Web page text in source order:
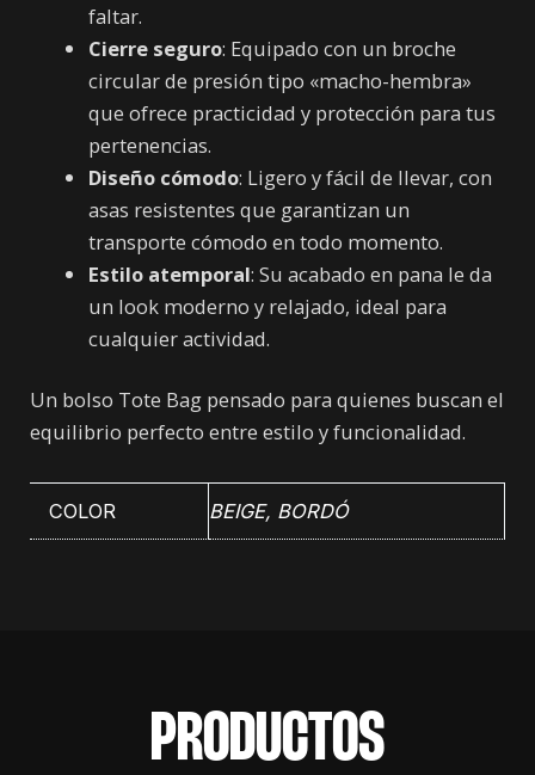
faltar.
Cierre seguro: Equipado con un broche
circular de presión tipo «macho-hembra»
que ofrece practicidad y protección para tus
pertenencias.
Diseño cómodo: Ligero y fácil de llevar, con
asas resistentes que garantizan un
transporte cómodo en todo momento.
Estilo atemporal: Su acabado en pana le da
un look moderno y relajado, ideal para
cualquier actividad.
Un bolso Tote Bag pensado para quienes buscan el
equilibrio perfecto entre estilo y funcionalidad.
COLOR BEIGE, BORDÓ
PRODUCTOS